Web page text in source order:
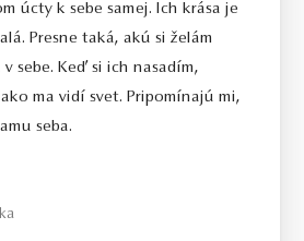
úcty k sebe samej. Ich krása je
Presne taká, akú si želám
sebe. Keď si ich nasadím,
ma vidí svet. Pripomínajú mi,
seba.